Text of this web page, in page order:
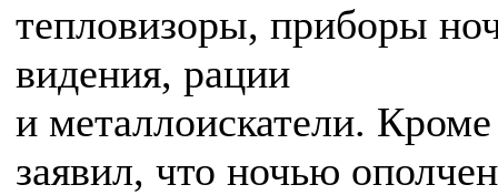
тепловизоры, приборы
видения, рации
и металлоискатели.
заявил, что ночью